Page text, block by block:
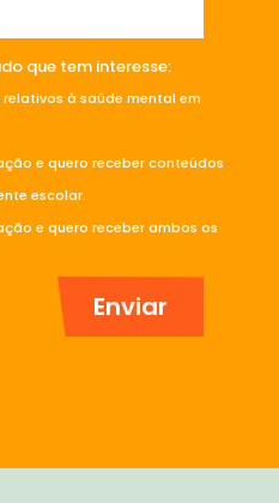
que tem interesse:
à saúde mental em
e quero receber conteúdos
escolar.
e quero receber ambos os